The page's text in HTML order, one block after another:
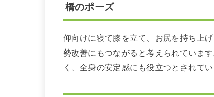
橋のポーズ
仰向けに寝て膝を立て、お尻を持ち上
勢改善にもつながると考えられていま
く、全身の安定感にも役立つとされてい